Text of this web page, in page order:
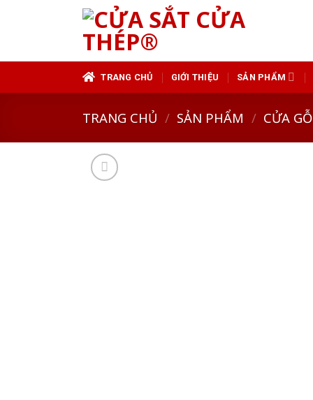
TRANG CHỦ GIỚI THIỆU SẢN PHẨM
TRANG CHỦ / SẢN PHẨM / CỬA GỖ